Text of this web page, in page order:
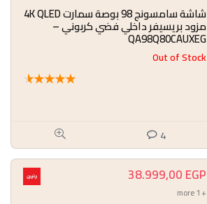
شاشة سامسونج 98 بوصة سمارت 4K QLED
مزود بريسيفر داخلي فضي كربوني –
QA98Q80CAUXEG
Out of Stock
★
★
★
★
★
4
38.999,00EGP
+ 1 more